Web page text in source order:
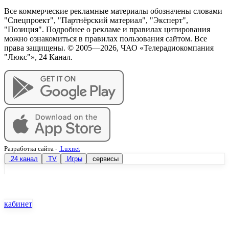
Все коммерческие рекламные материалы обозначены словами
"Спецпроект", "Партнёрский материал", "Эксперт",
"Позиция". Подробнее о рекламе и правилах цитирования
можно ознакомиться в правилах пользования сайтом. Все
права защищены. © 2005—2026, ЧАО «Телерадиокомпания
"Люкс"», 24 Канал.
Разработка сайта - Luxnet
24 канал
TV Игры сервисы
кабинет